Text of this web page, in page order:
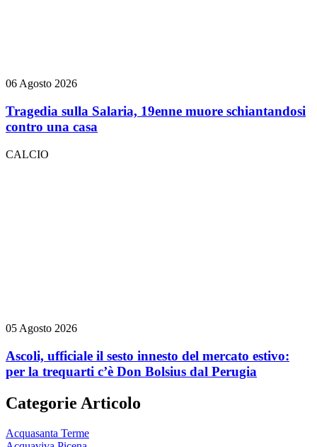
06 Agosto 2026
Tragedia sulla Salaria, 19enne muore schiantandosi
contro una casa
CALCIO
05 Agosto 2026
Ascoli, ufficiale il sesto innesto del mercato estivo:
per la trequarti c’è Don Bolsius dal Perugia
Categorie Articolo
Acquasanta Terme